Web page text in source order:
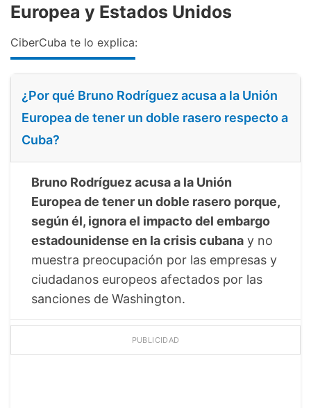
Europea y Estados Unidos
CiberCuba te lo explica:
¿Por qué Bruno Rodríguez acusa a la Unión
Europea de tener un doble rasero respecto a
Cuba?
Bruno Rodríguez acusa a la Unión
Europea de tener un doble rasero porque,
según él, ignora el impacto del embargo
estadounidense en la crisis cubana y no
muestra preocupación por las empresas y
ciudadanos europeos afectados por las
sanciones de Washington.
PUBLICIDAD